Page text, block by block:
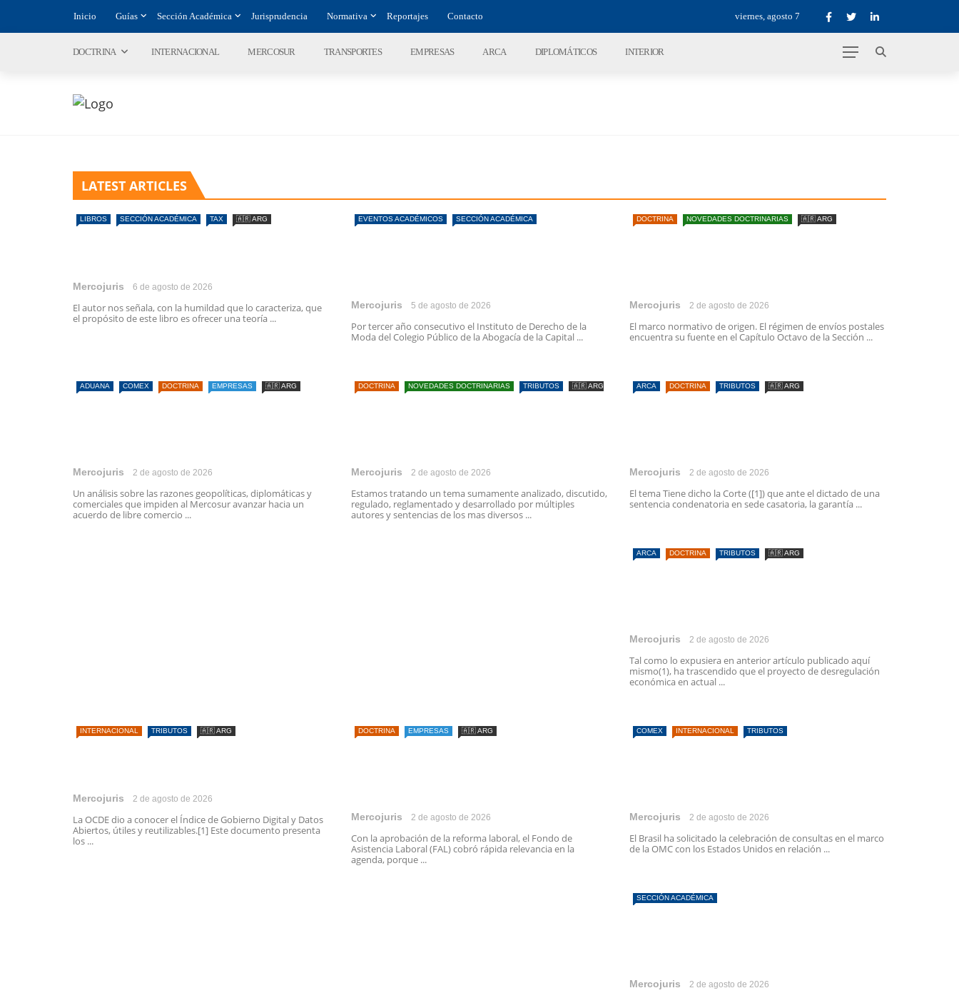
Inicio Guías Sección Académica Jurisprudencia Normativa Reportajes Contacto viernes, agosto 7
DOCTRINA INTERNACIONAL MERCOSUR TRANSPORTES EMPRESAS ARCA DIPLOMÁTICOS INTERIOR
LATEST ARTICLES
LIBROS SECCIÓN ACADÉMICA TAX 🇦🇷 ARG
Mercojuris 6 de agosto de 2026
El autor nos señala, con la humildad que lo caracteriza, que
el propósito de este libro es ofrecer una teoría ...
EVENTOS ACADÉMICOS SECCIÓN ACADÉMICA
Mercojuris 5 de agosto de 2026
Por tercer año consecutivo el Instituto de Derecho de la
Moda del Colegio Público de la Abogacía de la Capital ...
DOCTRINA NOVEDADES DOCTRINARIAS 🇦🇷 ARG
Mercojuris 2 de agosto de 2026
El marco normativo de origen. El régimen de envíos postales
encuentra su fuente en el Capítulo Octavo de la Sección ...
ADUANA COMEX DOCTRINA EMPRESAS 🇦🇷 ARG
Mercojuris 2 de agosto de 2026
Un análisis sobre las razones geopolíticas, diplomáticas y
comerciales que impiden al Mercosur avanzar hacia un
acuerdo de libre comercio ...
DOCTRINA NOVEDADES DOCTRINARIAS TRIBUTOS 🇦🇷 ARG
Mercojuris 2 de agosto de 2026
Estamos tratando un tema sumamente analizado, discutido,
regulado, reglamentado y desarrollado por múltiples
autores y sentencias de los mas diversos ...
ARCA DOCTRINA TRIBUTOS 🇦🇷 ARG
Mercojuris 2 de agosto de 2026
El tema Tiene dicho la Corte ([1]) que ante el dictado de una
sentencia condenatoria en sede casatoria, la garantía ...
ARCA DOCTRINA TRIBUTOS 🇦🇷 ARG
Mercojuris 2 de agosto de 2026
Tal como lo expusiera en anterior artículo publicado aquí
mismo(1), ha trascendido que el proyecto de desregulación
económica en actual ...
INTERNACIONAL TRIBUTOS 🇦🇷 ARG
Mercojuris 2 de agosto de 2026
La OCDE dio a conocer el Índice de Gobierno Digital y Datos
Abiertos, útiles y reutilizables.[1] Este documento presenta
los ...
DOCTRINA EMPRESAS 🇦🇷 ARG
Mercojuris 2 de agosto de 2026
Con la aprobación de la reforma laboral, el Fondo de
Asistencia Laboral (FAL) cobró rápida relevancia en la
agenda, porque ...
COMEX INTERNACIONAL TRIBUTOS
Mercojuris 2 de agosto de 2026
El Brasil ha solicitado la celebración de consultas en el marco
de la OMC con los Estados Unidos en relación ...
SECCIÓN ACADÉMICA
Mercojuris 2 de agosto de 2026